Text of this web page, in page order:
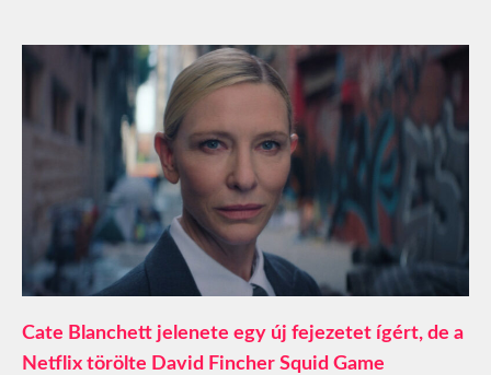
Cate Blanchett jelenete egy új fejezetet ígért, de a
Netflix törölte David Fincher Squid Game